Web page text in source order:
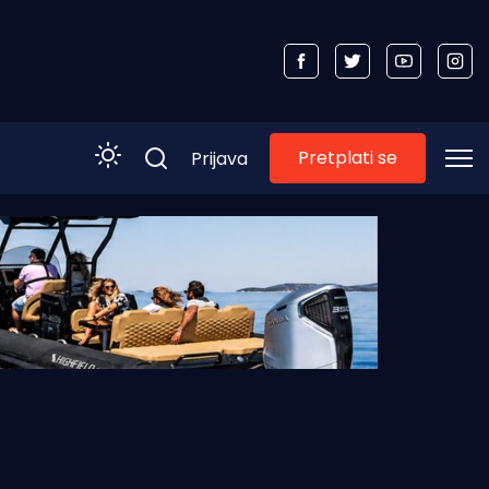
Prijava Pretplati se